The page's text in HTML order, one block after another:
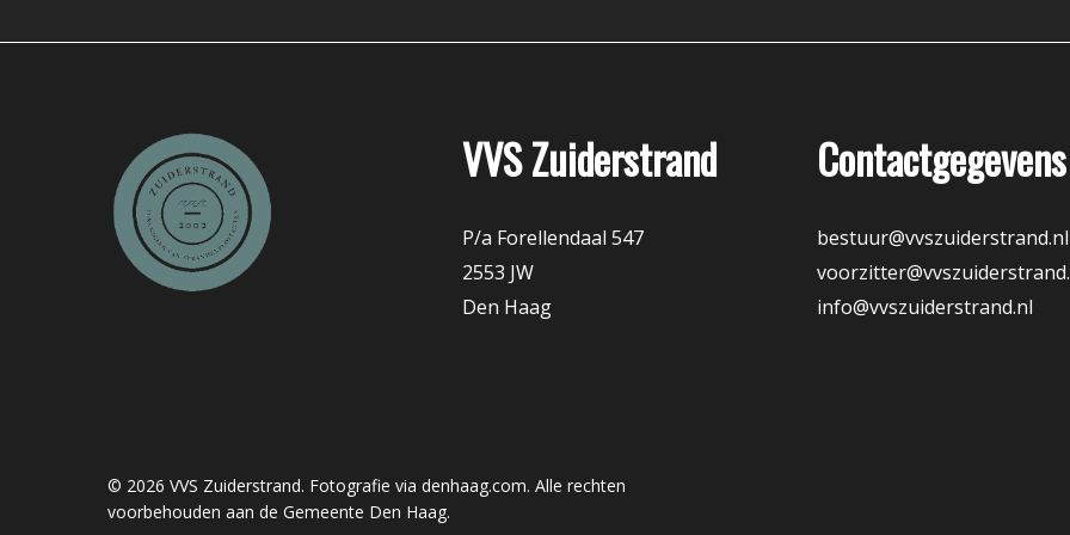
VVS Zuiderstrand
P/a Forellendaal 547
2553 JW
Den Haag
Contactgegevens
bestuur@vvszuiderstrand.nl
info@vvszuiderstrand.nl
© 2026 VVS Zuiderstrand. Fotografie via denhaag.com. Alle rechten
voorbehouden aan de Gemeente Den Haag.